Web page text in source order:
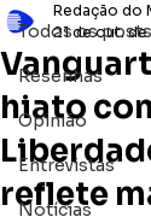
Todos os posts
Resenhas
Opinião
Entrevistas
Notícias
hiato
reflete
Redação do
21 de out.